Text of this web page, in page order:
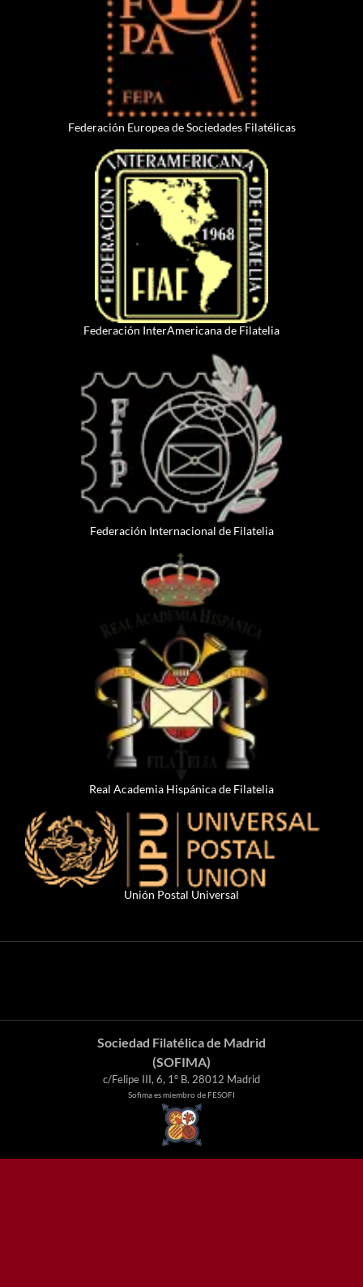
Federación Europea de Sociedades Filatélicas
Federación InterAmericana de Filatelia
Federación Internacional de Filatelia
Real Academia Hispánica de Filatelia
Unión Postal Universal
Sociedad Filatélica de Madrid
(SOFIMA)
c/Felipe III, 6, 1º B. 28012 Madrid
Sofima es miembro de FESOFI